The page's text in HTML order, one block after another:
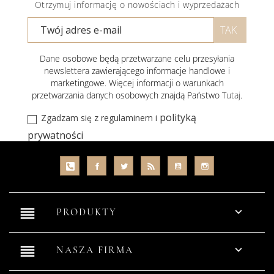
Otrzymuj informację o nowościach i wyprzedażach
Dane osobowe będą przetwarzane celu przesyłania
newslettera zawierającego informacje handlowe i
marketingowe. Więcej informacji o warunkach
przetwarzania danych osobowych znajdą Państwo Tutaj.
Zgadzam się z regulaminem i polityką
prywatności
reorder PRODUKTY 
reorder NASZA FIRMA 